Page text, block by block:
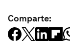
Comparte: